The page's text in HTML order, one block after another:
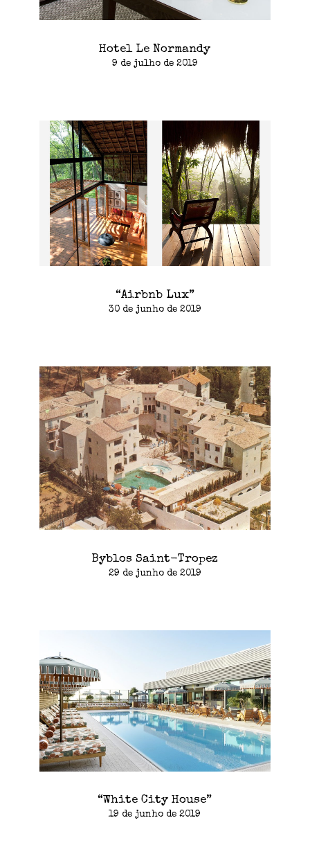
Hotel Le Normandy
9 de julho de 2019
“Airbnb Lux”
30 de junho de 2019
Byblos Saint-Tropez
29 de junho de 2019
“White City House”
19 de junho de 2019